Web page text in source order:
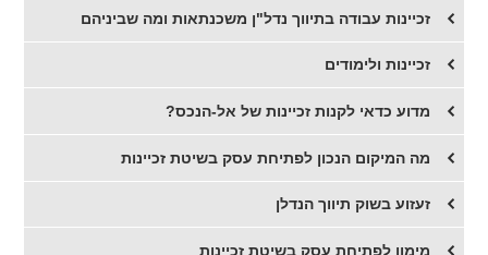
זכיינות עבודה בתיווך נדל"ן משכנתאות ומה שביניהם
זכיינות ולימודים
מדוע כדאי לקנות זכיינות של אל-הנכס?
מה המיקום הנכון לפתיחת עסק בשיטת זכיינות
זעזוע בשוק תיווך הנדלן
מימון לפתיחת עסק בשיטת זכיינות